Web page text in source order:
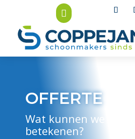

OFFERTE
Wat kunnen we voor je
betekenen?